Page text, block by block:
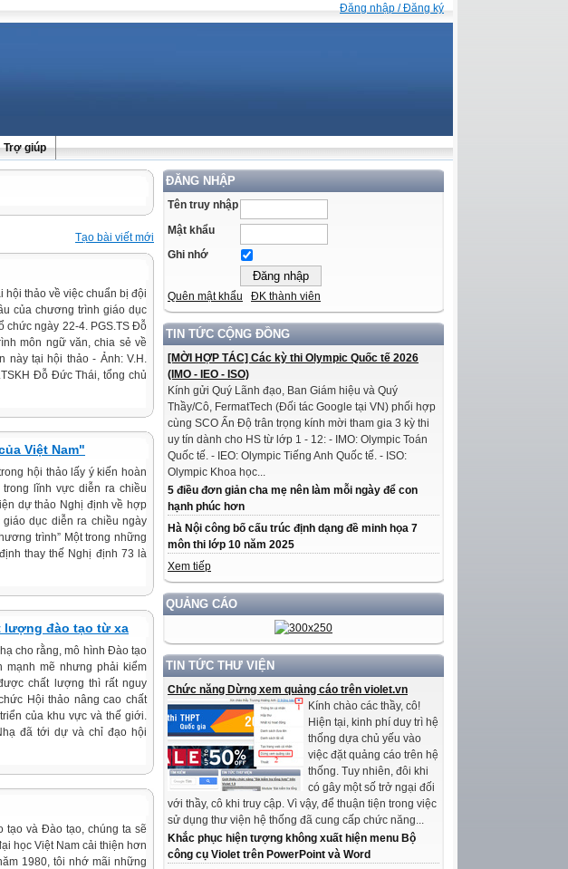
Đăng nhập / Đăng ký
Trợ giúp
ĐĂNG NHẬP
Tên truy nhập
Mật khẩu
Ghi nhớ
Quên mật khẩu ĐK thành viên
TIN TỨC CỘNG ĐỒNG
[MỜI HỢP TÁC] Các kỳ thi Olympic Quốc tế 2026
(IMO - IEO - ISO)
Kính gửi Quý Lãnh đạo, Ban Giám hiệu và Quý
Thầy/Cô, FermatTech (Đối tác Google tại VN) phối hợp
cùng SCO Ấn Độ trân trọng kính mời tham gia 3 kỳ thi
uy tín dành cho HS từ lớp 1 - 12: - IMO: Olympic Toán
Quốc tế. - IEO: Olympic Tiếng Anh Quốc tế. - ISO:
Olympic Khoa học...
5 điều đơn giản cha mẹ nên làm mỗi ngày để con
hạnh phúc hơn
Hà Nội công bố cấu trúc định dạng đề minh họa 7
môn thi lớp 10 năm 2025
Xem tiếp
QUẢNG CÁO
TIN TỨC THƯ VIỆN
Chức năng Dừng xem quảng cáo trên violet.vn
Kính chào các thầy, cô!
Hiện tại, kinh phí duy trì hệ
thống dựa chủ yếu vào
việc đặt quảng cáo trên hệ
thống. Tuy nhiên, đôi khi
có gây một số trở ngại đối
với thầy, cô khi truy cập. Vì vậy, để thuận tiện trong việc
sử dụng thư viện hệ thống đã cung cấp chức năng...
Khắc phục hiện tượng không xuất hiện menu Bộ
công cụ Violet trên PowerPoint và Word
Tạo bài viết mới
thảo về việc chuẩn bị đội
của chương trình giáo dục
chức ngày 22-4. PGS.TS Đỗ
môn ngữ văn, chia sẻ về
này tại hội thảo - Ảnh: V.H.
Đỗ Đức Thái, tổng chủ
Việt Nam"
hội thảo lấy ý kiến hoàn
lĩnh vực diễn ra chiều
dự thảo Nghị định về hợp
dục diễn ra chiều ngày
trình” Một trong những
thay thế Nghị định 73 là
lượng đào tạo từ xa
cho rằng, mô hình Đào tạo
mạnh mẽ nhưng phải kiểm
chất lượng thì rất nguy
Hội thảo nâng cao chất
của khu vực và thế giới.
đã tới dự và chỉ đạo hội
tạo và Đào tạo, chúng ta sẽ
học Việt Nam cải thiện hơn
1980, tôi nhớ mãi những